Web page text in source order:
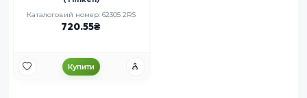
Каталоговий номер: 62305 2RS
720.55
Купити